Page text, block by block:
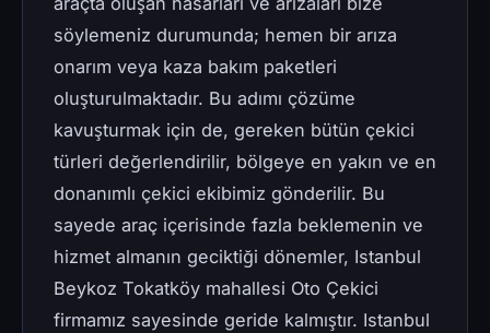
söylemeniz durumunda; hemen bir arıza
onarım veya kaza bakım paketleri
oluşturulmaktadır. Bu adımı çözüme
kavuşturmak için de, gereken bütün çekici
türleri değerlendirilir, bölgeye en yakın ve en
donanımlı çekici ekibimiz gönderilir. Bu
sayede araç içerisinde fazla beklemenin ve
hizmet almanın geciktiği dönemler, Istanbul
Beykoz Tokatköy mahallesi Oto Çekici
firmamız sayesinde geride kalmıştır. Istanbul